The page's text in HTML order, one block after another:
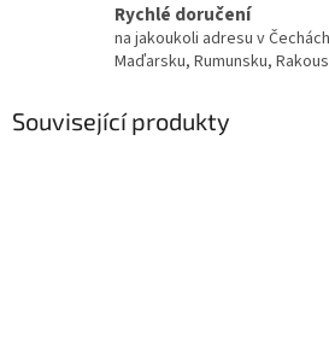
Rychlé doručení
na jakoukoli adresu v
Maďarsku, Rumunsku,
Související produkty